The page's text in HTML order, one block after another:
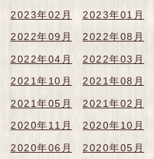
2023年02月
2023年01月
2022年09月
2022年08月
2022年04月
2022年03月
2021年10月
2021年08月
2021年05月
2021年02月
2020年11月
2020年10月
2020年06月
2020年05月